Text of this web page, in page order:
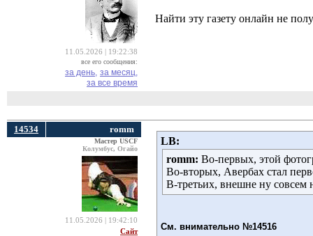
11.05.2026 | 19:22:38
все его сообщения:
за день, за месяц,
за все время
Найти эту газету онлайн не
14534 romm
Мастер USCF
Колумбус, Огайо
11.05.2026 | 19:42:10
Сайт
LB:
romm: Во-первых, этой
Во-вторых, Авербах стал
В-третьих, внешне ну совсем
См. внимательно №14516